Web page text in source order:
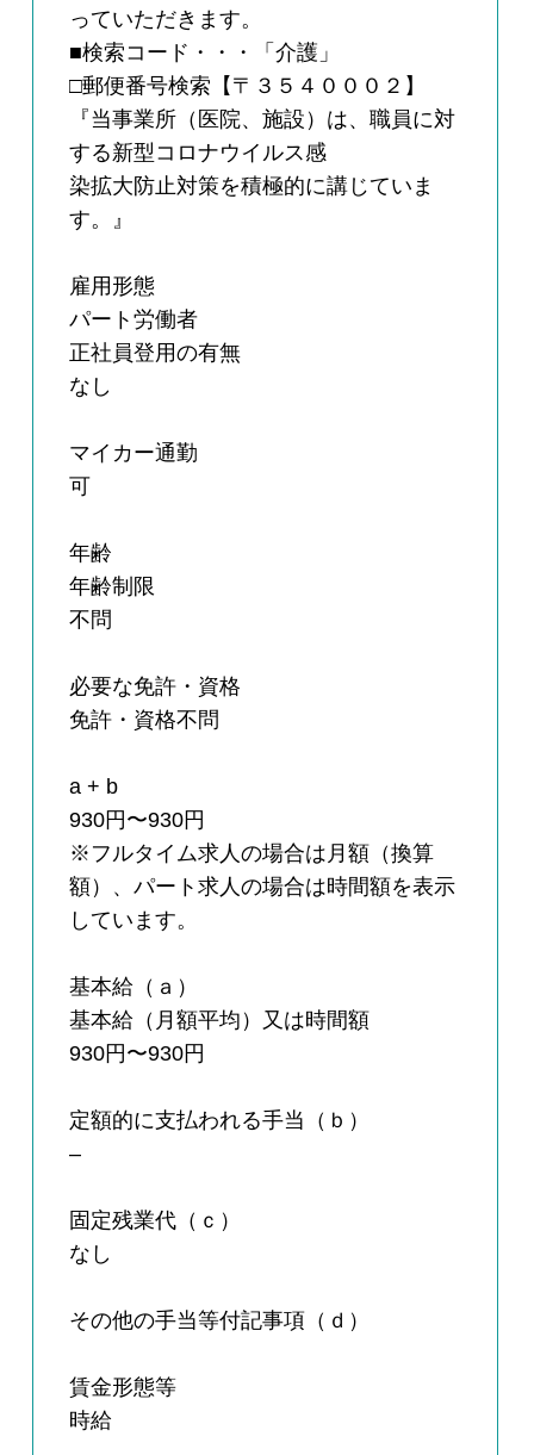
っていただきます。
■検索コード・・・「介護」
□郵便番号検索【〒３５４０００２】
『当事業所（医院、施設）は、職員に対
する新型コロナウイルス感
染拡大防止対策を積極的に講じていま
す。』
雇用形態
パート労働者
正社員登用の有無
なし
マイカー通勤
可
年齢
年齢制限
不問
必要な免許・資格
免許・資格不問
a + b
930円〜930円
※フルタイム求人の場合は月額（換算
額）、パート求人の場合は時間額を表示
しています。
基本給（ａ）
基本給（月額平均）又は時間額
930円〜930円
定額的に支払われる手当（ｂ）
–
固定残業代（ｃ）
なし
その他の手当等付記事項（ｄ）
賃金形態等
時給